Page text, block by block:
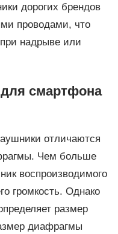
дорогих брендов
проводами, что
надрыве или
смартфона
отличаются
Чем больше
воспроизводимого
громкость. Однако
размер
диафрагмы